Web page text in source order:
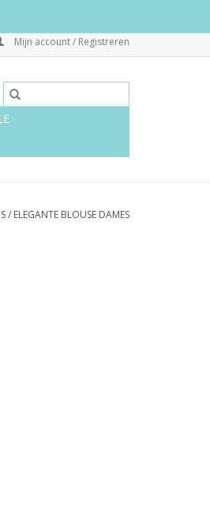
Mijn account / Registreren
/ ELEGANTE BLOUSE DAMES